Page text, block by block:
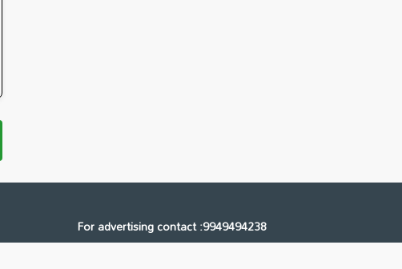
For advertising contact :9949494238
Email: digital@ntvnetwork.com